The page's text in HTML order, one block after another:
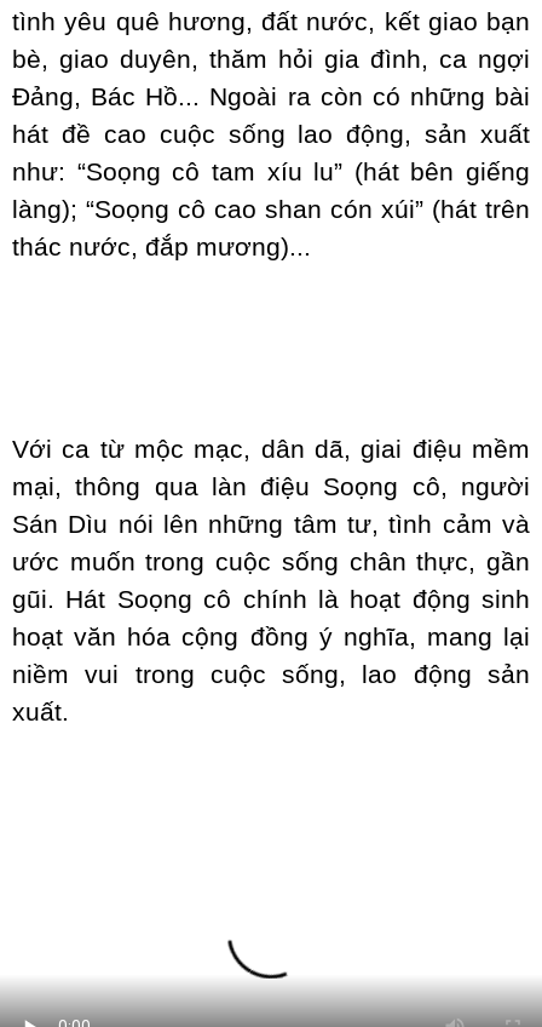
tình yêu quê hương, đất nước, kết giao bạn
bè, giao duyên, thăm hỏi gia đình, ca ngợi
Đảng, Bác Hồ... Ngoài ra còn có những bài
hát đề cao cuộc sống lao động, sản xuất
như: “Soọng cô tam xíu lu” (hát bên giếng
làng); “Soọng cô cao shan cón xúi” (hát trên
thác nước, đắp mương)...
Với ca từ mộc mạc, dân dã, giai điệu mềm
mại, thông qua làn điệu Soọng cô, người
Sán Dìu nói lên những tâm tư, tình cảm và
ước muốn trong cuộc sống chân thực, gần
gũi. Hát Soọng cô chính là hoạt động sinh
hoạt văn hóa cộng đồng ý nghĩa, mang lại
niềm vui trong cuộc sống, lao động sản
xuất.